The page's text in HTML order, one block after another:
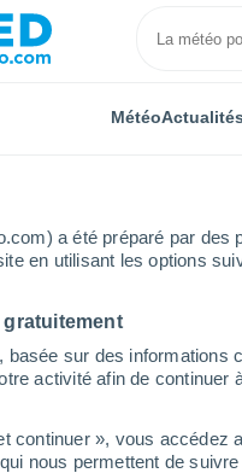
a été préparé par
en utilisant les options
basée sur des
activité afin de
continuer », vous
nous permettent de
MétéoActualités
de terrain massif à